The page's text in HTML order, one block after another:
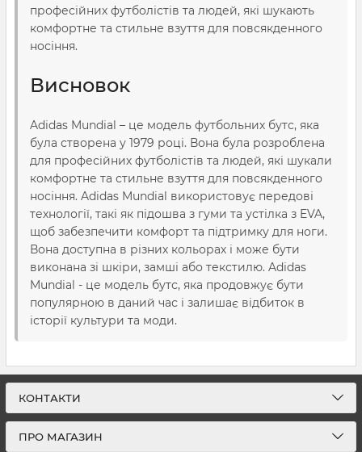
професійних футболістів та людей, які шукають
комфортне та стильне взуття для повсякденного
носіння.
Висновок
Adidas Mundial – це модель футбольних бутс, яка
була створена у 1979 році. Вона була розроблена
для професійних футболістів та людей, які шукали
комфортне та стильне взуття для повсякденного
носіння. Adidas Mundial використовує передові
технології, такі як підошва з гуми та устілка з EVA,
щоб забезпечити комфорт та підтримку для ноги.
Вона доступна в різних кольорах і може бути
виконана зі шкіри, замші або текстилю. Adidas
Mundial - це модель бутс, яка продовжує бути
популярною в даний час і залишає відбиток в
історії культури та моди.
КОНТАКТИ
ПРО МАГАЗИН